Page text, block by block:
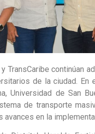
TransCaribe continúan
de la ciudad.
Universidad de San
de transporte
avances en la